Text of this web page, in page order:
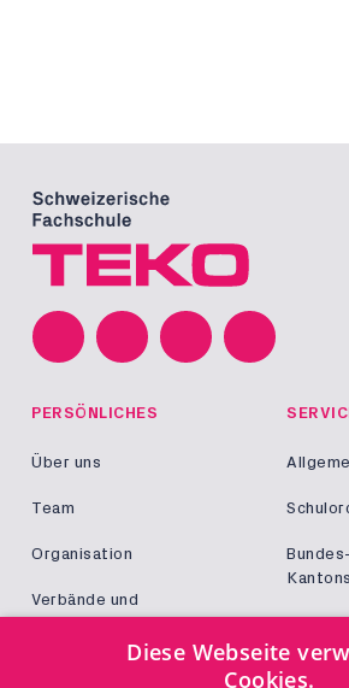
PERSÖNLICHES
Über uns
Team
Organisation
Verbände und
Diese Webseite
Cookies.